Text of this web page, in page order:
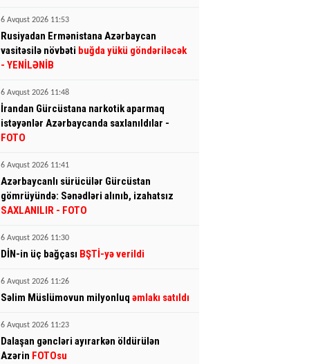
6 Avqust 2026 11:53
Rusiyadan Ermənistana Azərbaycan
vasitəsilə növbəti buğda yükü göndəriləcək
- YENİLƏNİB
6 Avqust 2026 11:48
İrandan Gürcüstana narkotik aparmaq
istəyənlər Azərbaycanda saxlanıldılar -
FOTO
6 Avqust 2026 11:41
Azərbaycanlı sürücülər Gürcüstan
gömrüyündə: Sənədləri alınıb, izahatsız
SAXLANILIR - FOTO
6 Avqust 2026 11:30
DİN-in üç bağçası BŞTİ-yə verildi
6 Avqust 2026 11:26
Səlim Müslümovun milyonluq əmlakı satıldı
6 Avqust 2026 11:23
Dalaşan gəncləri ayırarkən öldürülən
Azərin FOTOsu